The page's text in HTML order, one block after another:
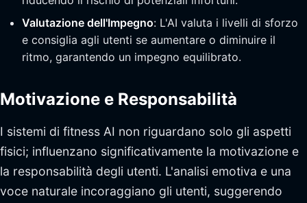
Valutazione dell'Impegno: L'AI valuta i livelli di sforzo
e consiglia agli utenti se aumentare o diminuire il
ritmo, garantendo un impegno equilibrato.
Motivazione e Responsabilità
I sistemi di fitness AI non riguardano solo gli aspetti
fisici; influenzano significativamente la motivazione e
la responsabilità degli utenti. L'analisi emotiva e una
voce naturale incoraggiano gli utenti, suggerendo